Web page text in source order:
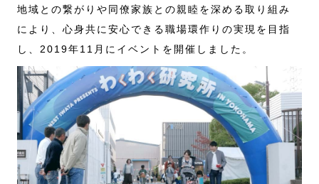
地域との繋がりや同僚家族との親睦を深める取り組み
により、心身共に安心できる職場環作りの実現を目指
し、2019年11月にイベントを開催しました。